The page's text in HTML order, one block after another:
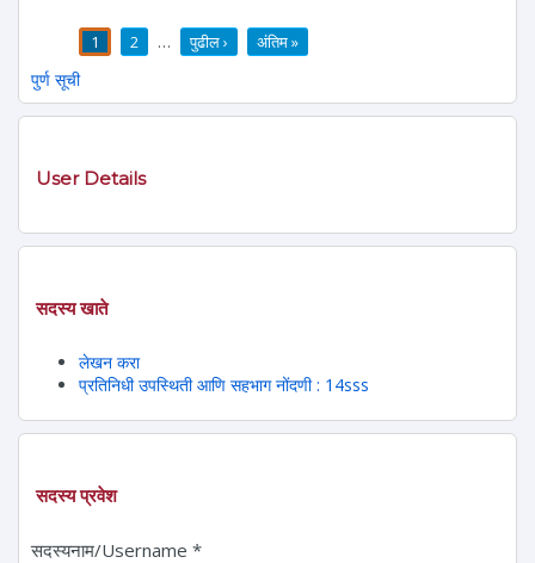
1 2 … पुढील › अंतिम »
पुर्ण सूची
User Details
सदस्य खाते
लेखन करा
प्रतिनिधी उपस्थिती आणि सहभाग नोंदणी : 14sss
सदस्य प्रवेश
सदस्यनाम/Username *